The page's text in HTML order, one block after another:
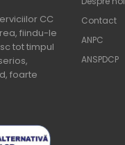
CC
fiindu-le
tot timpul
foarte
Contact
ANPC
ANSPDCP